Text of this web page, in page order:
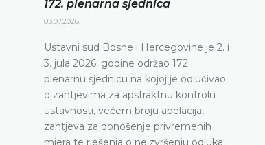
172. plenarna sjednica
03.07.2026.
Ustavni sud Bosne i Hercegovine je 2. i
3. jula 2026. godine održao 172.
plenarnu sjednicu na kojoj je odlučivao
o zahtjevima za apstraktnu kontrolu
ustavnosti, većem broju apelacija,
zahtjeva za donošenje privremenih
mjera te rješenja o neizvršenju odluka